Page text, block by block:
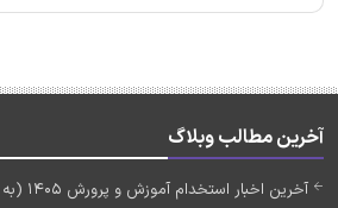
آخرین مطالب وبلاگ
آخرین اخبار استخدام آموزش و پرورش 1405 (به زودی)